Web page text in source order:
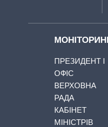
ПРЕЗИДЕНТ І
ОФІС
ВЕРХОВНА
РАДА
КАБІНЕТ
МІНІСТРІВ